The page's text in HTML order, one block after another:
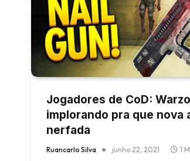
Jogadores de CoD:
implorando pra que nova
nerfada
Ruancarlo Silva junho 22, 2021 1